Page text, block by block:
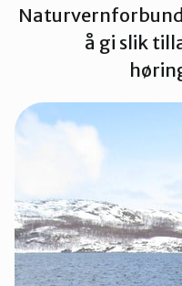
Tana og
å gi slik